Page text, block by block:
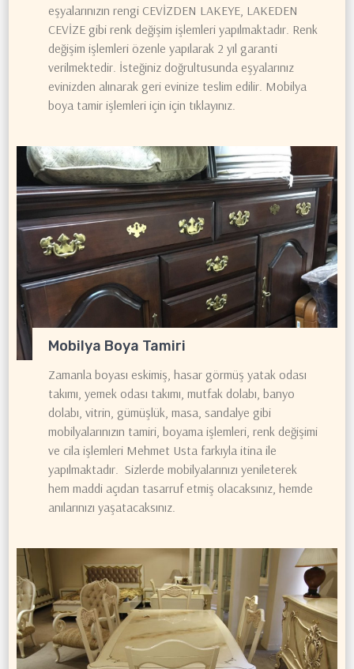
eşyalarınızın rengi CEVİZDEN LAKEYE, LAKEDEN
CEVİZE gibi renk değişim işlemleri yapılmaktadır. Renk
değişim işlemleri özenle yapılarak 2 yıl garanti
verilmektedir. İsteğiniz doğrultusunda eşyalarınız
evinizden alınarak geri evinize teslim edilir. Mobilya
boya tamir işlemleri için için tıklayınız.
Mobilya Boya Tamiri
Zamanla boyası eskimiş, hasar görmüş yatak odası
takımı, yemek odası takımı, mutfak dolabı, banyo
dolabı, vitrin, gümüşlük, masa, sandalye gibi
mobilyalarınızın tamiri, boyama işlemleri, renk değişimi
ve cila işlemleri Mehmet Usta farkıyla itina ile
yapılmaktadır. Sizlerde mobilyalarınızı yenileterek
hem maddi açıdan tasarruf etmiş olacaksınız, hemde
anılarınızı yaşatacaksınız.